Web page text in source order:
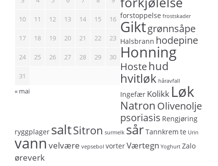
10 11 12 13 14 15 16
17 18 19 20 21 22 23
24 25 26 27 28 29 30
31
« mai
forstoppelse frostskader
Giktgrønnsåpe
Halsbrann hodepine
Honning
Hostehud
hvitløk håravfall
Ingefær Kolikk Løk
Natron Olivenolje
psoriasis Rengjøring
ryggplager saltSitron surmelk sårTannkrem te Urin
vann velvære vepsebol vorterVærtegn Yoghurt Zalo
øreverk